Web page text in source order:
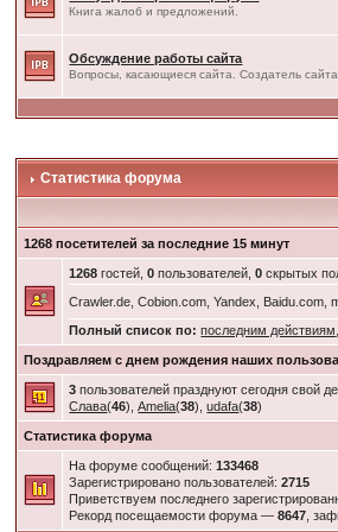
Книга жалоб и предложений.
Обсуждение работы сайта
Вопросы, касающиеся сайта. Создатель
Статистика форума
1268 посетителей за последние 15 минут
1268 гостей,0 пользователей,0 скрытых
Crawler.de, Cobion.com, Yandex, Baidu.com,
Полный список по: последним действиям
Поздравляем с днем рождения наших
3 пользователей празднуют сегодня свой
Слава(46),Amelia(38),udafa(38)
Статистика форума
На форуме сообщений:133468
Зарегистрировано пользователей:2715
Приветствуем последнего
Рекорд посещаемости форума —8647 ,